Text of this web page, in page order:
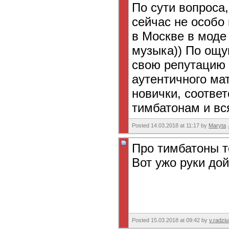
По сути
сейчас не особо
в Москве в моде
музыка)) По
свою репутацию
аутентичного
новички,
тимбатонам и
Posted 14.03.2018 at 11:17 by Maryta
Про тимбатоны
Вот ужо руки
Posted 15.03.2018 at 09:42 by